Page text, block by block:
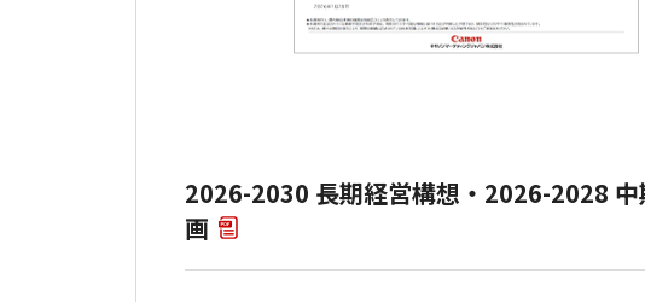
2026-2030 長期経営構想・2026-2028 中
画